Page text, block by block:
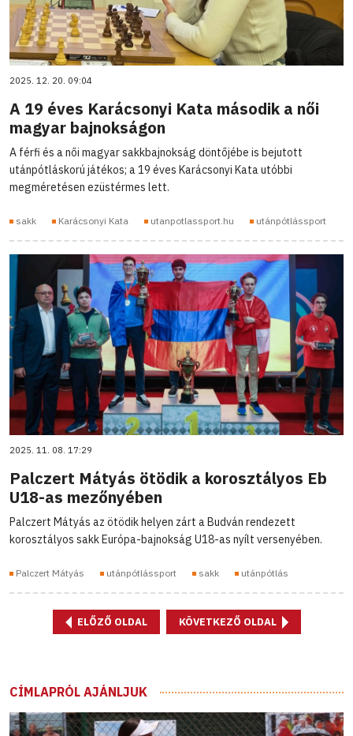
2025. 12. 20. 09:04
A 19 éves Karácsonyi Kata második a női
magyar bajnokságon
A férfi és a női magyar sakkbajnokság döntőjébe is bejutott
utánpótláskorú játékos; a 19 éves Karácsonyi Kata utóbbi
megméretésen ezüstérmes lett.
sakk Karácsonyi Kata utanpotlassport.hu utánpótlássport
2025. 11. 08. 17:29
Palczert Mátyás ötödik a korosztályos Eb
U18-as mezőnyében
Palczert Mátyás az ötödik helyen zárt a Budván rendezett
korosztályos sakk Európa-bajnokság U18-as nyílt versenyében.
Palczert Mátyás utánpótlássport sakk utánpótlás
ELŐZŐ OLDAL KÖVETKEZŐ OLDAL
CÍMLAPRÓL AJÁNLJUK